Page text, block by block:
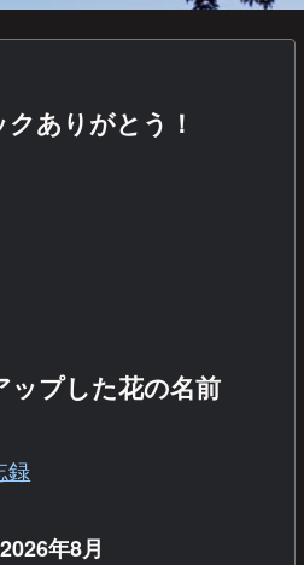
ありがとう！
ップした花の名前
録
2026年8月